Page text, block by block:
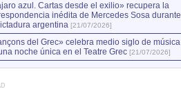
azul. Cartas desde el exilio» recupera la
inédita de Mercedes Sosa durante
argentina [21/07/2026]
del Grec» celebra medio siglo de música
noche única en el Teatre Grec [21/07/2026]